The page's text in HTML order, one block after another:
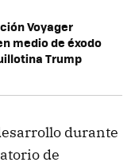
Voyager
medio de éxodo
Trump
durante
de